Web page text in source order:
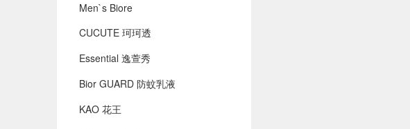
Men`s Biore
CUCUTE 珂珂透
Essential 逸萱秀
Bior GUARD 防蚊乳液
KAO 花王